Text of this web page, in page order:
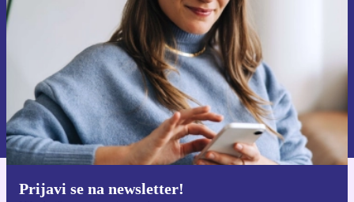
Prijavi se na newsletter!
Zatraži kupon
Informacije o korištenju osobnih podataka možeš pronaći u našim
Pravilima privatnosti.
Preuzmi refurbed aplikaciju